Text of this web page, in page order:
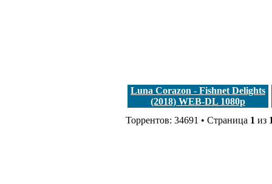
Luna Corazon - Fishnet Delights
(2018) WEB-DL 1080p
Торрентов: 34691 • Страница 1 из